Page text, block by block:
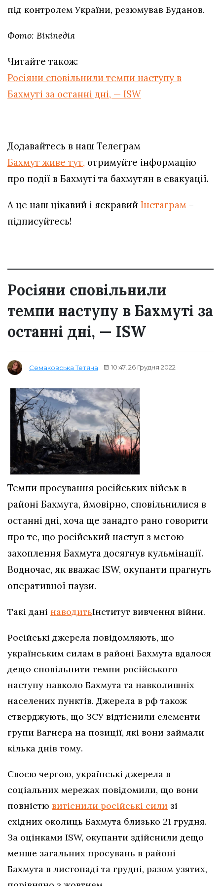
під контролем України, резюмував Буданов.
Фото: Вікіпедія
Читайте також:
Росіяни сповільнили темпи наступу в
Бахмуті за останні дні, — ISW
Додавайтесь в наш Телеграм
Бахмут живе тут, отримуйте інформацію
про події в Бахмуті та бахмутян в евакуації.
А це наш цікавий і яскравий Інстаграм –
підписуйтесь!
Росіяни сповільнили
темпи наступу в Бахмуті за
останні дні, — ISW
Семаковська Тетяна 10:47, 26 Грудня 2022
Темпи просування російських військ в
районі Бахмута, ймовірно, сповільнилися в
останні дні, хоча ще занадто рано говорити
про те, що російський наступ з метою
захоплення Бахмута досягнув кульмінації.
Водночас, як вважає ISW, окупанти прагнуть
оперативної паузи.
Такі дані наводитьІнститут вивчення війни.
Російські джерела повідомляють, що
українським силам в районі Бахмута вдалося
дещо сповільнити темпи російського
наступу навколо Бахмута та навколишніх
населених пунктів. Джерела в рф також
стверджують, що ЗСУ відтіснили елементи
групи Вагнера на позиції, які вони займали
кілька днів тому.
Своєю чергою, українські джерела в
соціальних мережах повідомили, що вони
повністю витіснили російські сили зі
східних околиць Бахмута близько 21 грудня.
За оцінками ISW, окупанти здійснили дещо
менше загальних просувань в районі
Бахмута в листопаді та грудні, разом узятих,